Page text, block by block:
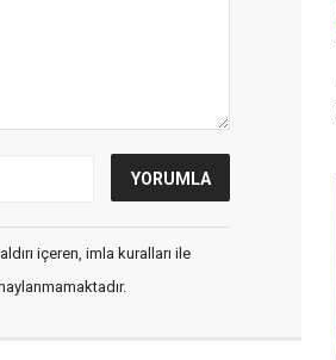
içeren, imla kuralları ile